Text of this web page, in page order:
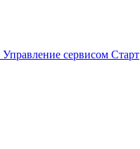
Управление сервисом Старт